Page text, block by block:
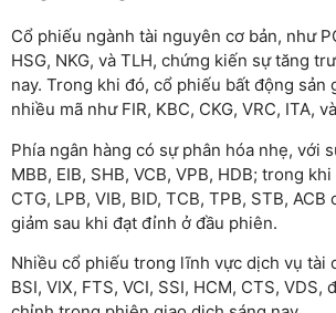
Cổ phiếu ngành tài nguyên cơ bản, như
HSG, NKG, và TLH, chứng kiến sự tăng
nay. Trong khi đó, cổ phiếu bất động sản
nhiều mã như FIR, KBC, CKG, VRC, ITA,
Phía ngân hàng có sự phân hóa nhẹ, với
MBB, EIB, SHB, VCB, VPB, HDB; trong
CTG, LPB, VIB, BID, TCB, TPB, STB,
giảm sau khi đạt đỉnh ở đầu phiên.
Nhiều cổ phiếu trong lĩnh vực dịch vụ tài
BSI, VIX, FTS, VCI, SSI, HCM, CTS, VDS,